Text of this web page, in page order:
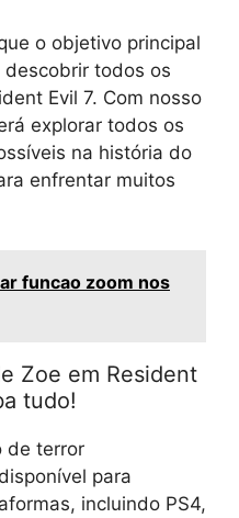
o objetivo principal
todos os
Evil 7. Com nosso
explorar todos os
na história do
enfrentar muitos
funcao zoom nos
Zoe em Resident
tudo!
de terror
para
incluindo PS4,